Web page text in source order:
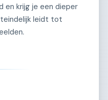
en krijg je een dieper
leidt tot